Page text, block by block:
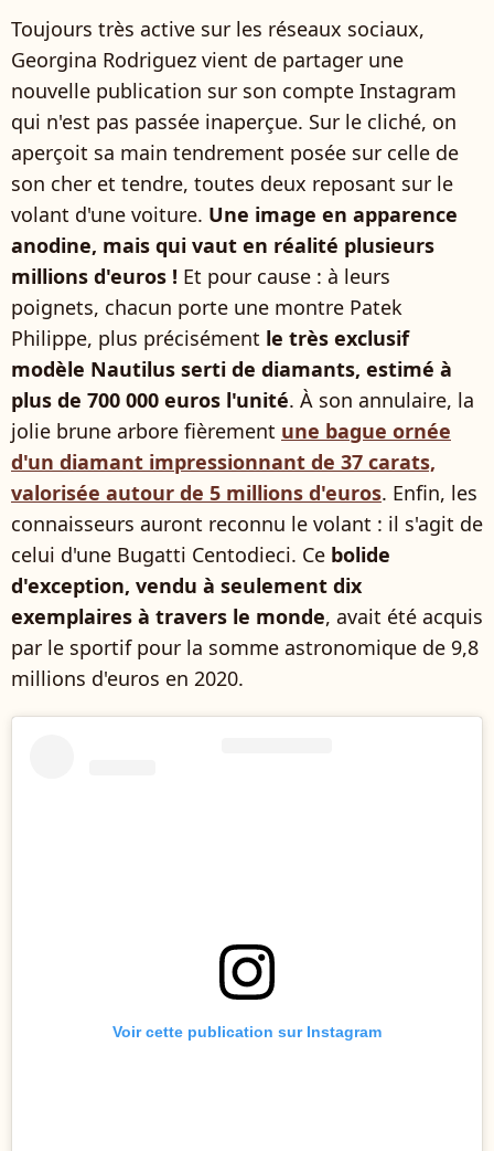
Toujours très active sur les réseaux sociaux,
Georgina Rodriguez vient de partager une
nouvelle publication sur son compte Instagram
qui n'est pas passée inaperçue. Sur le cliché, on
aperçoit sa main tendrement posée sur celle de
son cher et tendre, toutes deux reposant sur le
volant d'une voiture. Une image en apparence
anodine, mais qui vaut en réalité plusieurs
millions d'euros ! Et pour cause : à leurs
poignets, chacun porte une montre Patek
Philippe, plus précisément le très exclusif
modèle Nautilus serti de diamants, estimé à
plus de 700 000 euros l'unité. À son annulaire, la
jolie brune arbore fièrement une bague ornée
d'un diamant impressionnant de 37 carats,
valorisée autour de 5 millions d'euros. Enfin, les
connaisseurs auront reconnu le volant : il s'agit de
celui d'une Bugatti Centodieci. Ce bolide
d'exception, vendu à seulement dix
exemplaires à travers le monde, avait été acquis
par le sportif pour la somme astronomique de 9,8
millions d'euros en 2020.
Voir cette publication sur Instagram